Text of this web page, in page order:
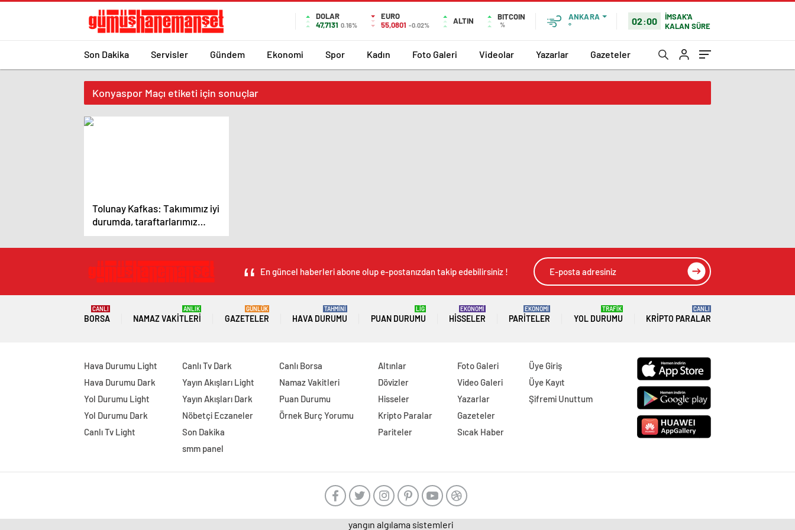
DOLAR
47,7131 0.16%
EURO
55,0801 -0.02% ALTIN BITCOIN
%
ANKARA
°
02:00
İMSAK'A
KALAN SÜRE
Son Dakika Servisler Gündem Ekonomi Spor Kadın Foto Galeri Videolar Yazarlar Gazeteler
Konyaspor Maçı etiketi için sonuçlar
Tolunay Kafkas: Takımımız iyi
durumda, taraftarlarımız
önünde kazanmak için sahaya
çıkacak
En güncel haberleri abone olup e-postanızdan takip edebilirsiniz !
BORSA
CANLI
NAMAZ VAKITLERI
ANLIK
GAZETELER
GÜNLÜK
HAVA DURUMU
TAHMİNİ
PUAN DURUMU
LİG
HISSELER
EKONOMİ
PARITELER
EKONOMİ
YOL DURUMU
TRAFİK
KRIPTO PARALAR
CANLI
Hava Durumu Light
Hava Durumu Dark
Yol Durumu Light
Yol Durumu Dark
Canlı Tv Light
Canlı Tv Dark
Yayın Akışları Light
Yayın Akışları Dark
Nöbetçi Eczaneler
Son Dakika
smm panel
Canlı Borsa
Namaz Vakitleri
Puan Durumu
Örnek Burç Yorumu
Altınlar
Dövizler
Hisseler
Kripto Paralar
Pariteler
Foto Galeri
Video Galeri
Yazarlar
Gazeteler
Sıcak Haber
Üye Giriş
Üye Kayıt
Şifremi Unuttum
yangın algılama sistemleri